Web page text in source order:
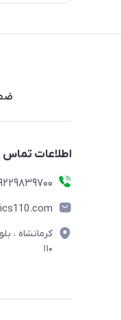
اطلاعات تماس
- 08338354666
۱۱۰